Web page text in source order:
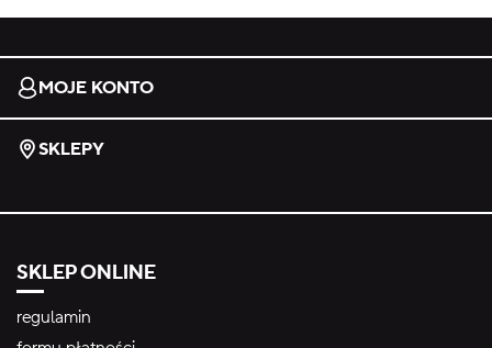
MOJE KONTO
SKLEPY
SKLEP ONLINE
regulamin